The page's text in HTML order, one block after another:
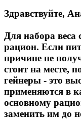
Здравствуйте,
Для набора веса
рацион. Если
причине не
стоит на месте,
гейнеры - это
применяются в
основному
заменить им до